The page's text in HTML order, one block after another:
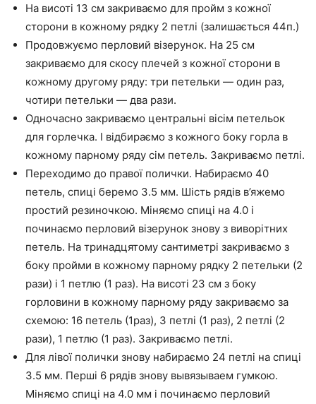
На висоті 13 см закриваємо для пройм з кожної
сторони в кожному рядку 2 петлі (залишається 44п.)
Продовжуємо перловий візерунок. На 25 см
закриваємо для скосу плечей з кожної сторони в
кожному другому ряду: три петельки — один раз,
чотири петельки — два рази.
Одночасно закриваємо центральні вісім петельок
для горлечка. І відбираємо з кожного боку горла в
кожному парному ряду сім петель. Закриваємо петлі.
Переходимо до правої полички. Набираємо 40
петель, спиці беремо 3.5 мм. Шість рядів в’яжемо
простий резиночкою. Міняємо спиці на 4.0 і
починаємо перловий візерунок знову з виворітних
петель. На тринадцятому сантиметрі закриваємо з
боку пройми в кожному парному рядку 2 петельки (2
рази) і 1 петлю (1 раз). На висоті 23 см з боку
горловини в кожному парному ряду закриваємо за
схемою: 16 петель (1раз), 3 петлі (1 раз), 2 петлі (2
рази), 1 петлю (1 раз). Закриваємо петлі.
Для лівої полички знову набираємо 24 петлі на спиці
3.5 мм. Перші 6 рядів знову вывязываем гумкою.
Міняємо спиці на 4.0 мм і починаємо перловий